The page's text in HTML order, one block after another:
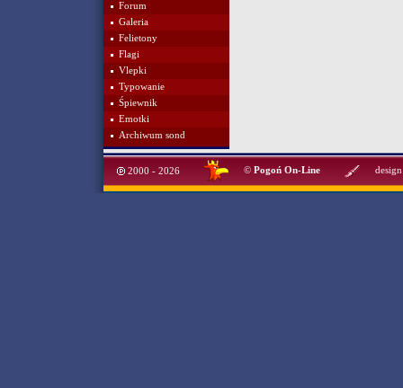
Forum
Galeria
Felietony
Flagi
Vlepki
Typowanie
Śpiewnik
Emotki
Archiwum sond
2000 - 2026 © Pogoń On-Line